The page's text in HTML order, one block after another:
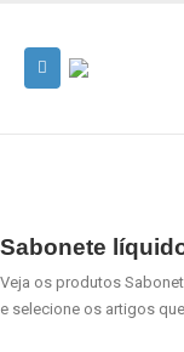
Sabonete
Veja os produtos
e selecione os artigos